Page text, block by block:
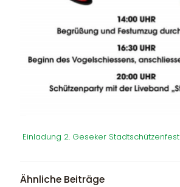
Einladung 2. Geseker Stadtschützenfest
Ähnliche Beiträge